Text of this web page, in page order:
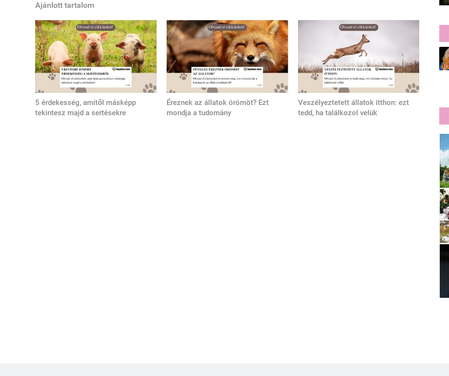
Ajánlott tartalom
5 érdekesség, amitől másképp
tekintesz majd a sertésekre
Éreznek az állatok örömöt? Ezt
mondja a tudomány
Veszélyeztetett állatok itthon: ezt
tedd, ha találkozol velük